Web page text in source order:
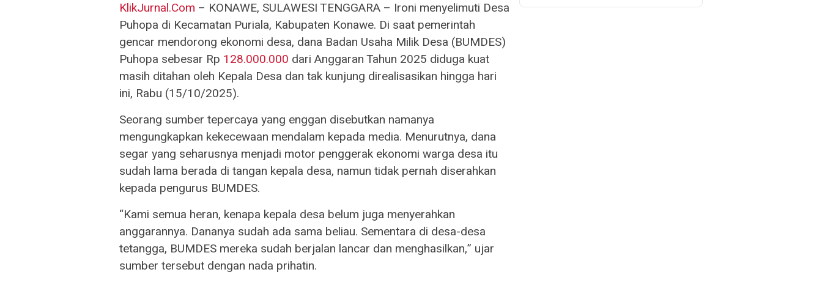
KlikJurnal.Com – KONAWE, SULAWESI TENGGARA – Ironi menyelimuti Desa
Puhopa di Kecamatan Puriala, Kabupaten Konawe. Di saat pemerintah
gencar mendorong ekonomi desa, dana Badan Usaha Milik Desa (BUMDES)
Puhopa sebesar Rp 128.000.000 dari Anggaran Tahun 2025 diduga kuat
masih ditahan oleh Kepala Desa dan tak kunjung direalisasikan hingga hari
ini, Rabu (15/10/2025).
Seorang sumber tepercaya yang enggan disebutkan namanya
mengungkapkan kekecewaan mendalam kepada media. Menurutnya, dana
segar yang seharusnya menjadi motor penggerak ekonomi warga desa itu
sudah lama berada di tangan kepala desa, namun tidak pernah diserahkan
kepada pengurus BUMDES.
“Kami semua heran, kenapa kepala desa belum juga menyerahkan
anggarannya. Dananya sudah ada sama beliau. Sementara di desa-desa
tetangga, BUMDES mereka sudah berjalan lancar dan menghasilkan,” ujar
sumber tersebut dengan nada prihatin.